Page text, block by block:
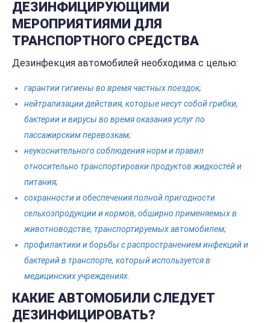
ДЕЗИНФИЦИРУЮЩИМИ
МЕРОПРИЯТИЯМИ ДЛЯ
ТРАНСПОРТНОГО СРЕДСТВА
Дезинфекция автомобилей необходима с целью:
гарантии гигиены во время частных поездок;
нейтрализации действия, которые несут собой грибки,
бактерии и вирусы во время оказания услуг по
пассажирским перевозкам;
неукоснительного соблюдения норм и правил
относительно транспортировки продуктов жидкостей и
питания;
сохранности и обеспечения полной пригодности
сельхозпродукции и кормов, обширно применяемых в
животноводстве, транспортируемых автомобилем;
профилактики и борьбы с распространением инфекций и
бактерий в транспорте, который используется в
медицинских учреждениях.
КАКИЕ АВТОМОБИЛИ СЛЕДУЕТ
ДЕЗИНФИЦИРОВАТЬ?